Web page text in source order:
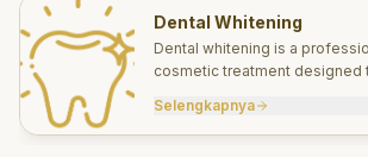
Dental Whitening
Dental whitening is a
cosmetic treatment designed
effectively.
Selengkapnya